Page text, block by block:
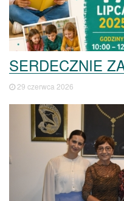
SERDECZNIE
29 czerwca 2026